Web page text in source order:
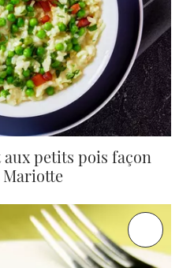
petits pois façon